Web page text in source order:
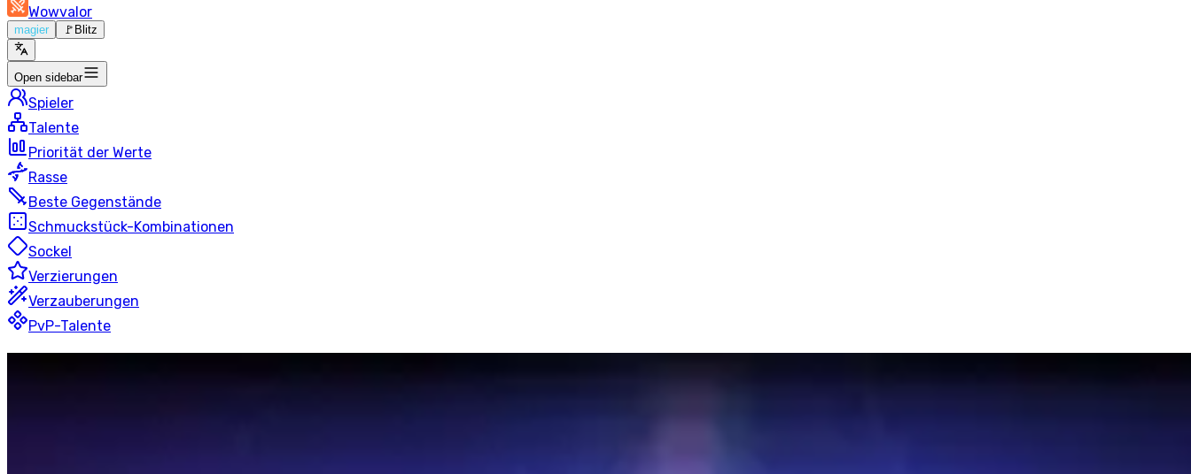
Wowvalor
magier 🚩 Blitz
Open sidebar
Spieler
Talente
Priorität der Werte
Rasse
Beste Gegenstände
Schmuckstück-Kombinationen
Sockel
Verzierungen
Verzauberungen
PvP-Talente